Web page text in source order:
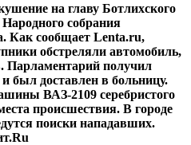
на главу Ботлихского
Народного собрания
Как сообщает Lenta.ru,
обстреляли автомобиль,
Парламентарий получил
был доставлен в больницу.
ВАЗ-2109 серебристого
происшествия. В городе
поиски нападавших.